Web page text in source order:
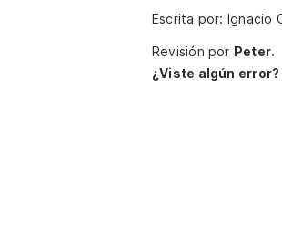
Escrita por: Ignacio
Revisión por Peter.
¿Viste algún